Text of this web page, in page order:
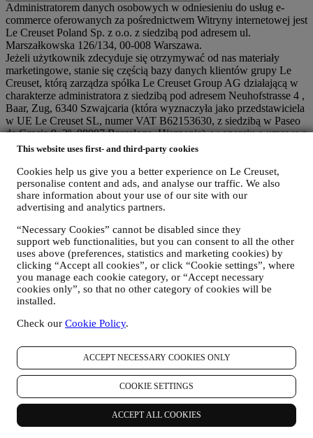
This website uses first- and third-party cookies
Cookies help us give you a better experience on Le Creuset,
personalise content and ads, and analyse our traffic. We also
share information about your use of our site with our
advertising and analytics partners.
“Necessary Cookies” cannot be disabled since they
support web functionalities, but you can consent to all the other
uses above (preferences, statistics and marketing cookies) by
clicking “Accept all cookies”, or click “Cookie settings”, where
you manage each cookie category, or “Accept necessary
cookies only”, so that no other category of cookies will be
installed.
Check our Cookie Policy.
ACCEPT NECESSARY COOKIES ONLY
COOKIE SETTINGS
ACCEPT ALL COOKIES
Administratorem danych osobowych w odniesieniu do usług e-
commerce oferowanych za pośrednictwem Witryny internetowej jest
Le Creuset Poland Sp. z o.o. z siedzibą pod adresem ul.
Marszałkowska 126/134, 00-008 Warszawa.
Jeżeli użytkownik zdecyduje się otrzymywać od nas materiały
marketingowe, stanie się częścią bazy danych klientów grupy Le
Creuset, którą zarządza spółka Le Creuset Group AG działającą w
charakterze administratora z siedzibą pod adresem Neuhofstrasse 4 ,
Baar, Zug, 6340 Szwajcaria (która wyznaczyła jako przedstawiciela
w UE Le Creuset SL, numer VAT B62153630, z siedzibą w Paseo
de Gracia 9, 2º, 08007 Barcelona, Hiszpania), w oparciu o umowę o
współadministrowaniu, która zasadniczo zapewnia (a) Le Creuset
spersonalizowaną obsługę klienta; (b) lokalne podmioty Le Creuset
korzystające ze wspomnianej strategii i wdrażające ją, a także
niezależnie opracowujące komunikację/inicjatywy marketingowe
lokalnie w Polsce (c) obaj współadministratorzy zobowiązani do
3. DLACZEGO GROMADZIMY TE DANE?
Dane osobowe mogą być przetwarzane do następujących celów:
W CELU WYPEŁNIENIA OBOWIĄZKÓW
PRAWNYCH
Możemy przetwarzać niektóre dane dotyczące użytkownika,
wynikające z poleceń otrzymanych od władz.
Będziemy wykorzystywać dane osobowe użytkownika do
utworzenia konta Le Creuset, które umożliwi mu dostęp do
serii korzyści udostępnianych zarejestrowanym
użytkownikom w celu świadczenia im lepszych usług, np.
szybszej realizacji transakcji, zapisywania wielu adresów
dostawy, przeglądania i śledzenia zamówień. Tego rodzaju